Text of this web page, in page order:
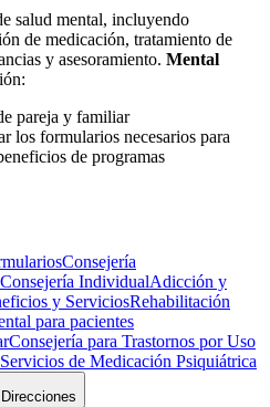
salud mental, incluyendo
de medicación, tratamiento de
y asesoramiento. Mental
pareja y familiar
los formularios necesarios para
de programas
Consejería
Consejería IndividualAdicción y
y ServiciosRehabilitación
para pacientes
Consejería para Trastornos por Uso
Servicios de Medicación Psiquiátrica
Direcciones